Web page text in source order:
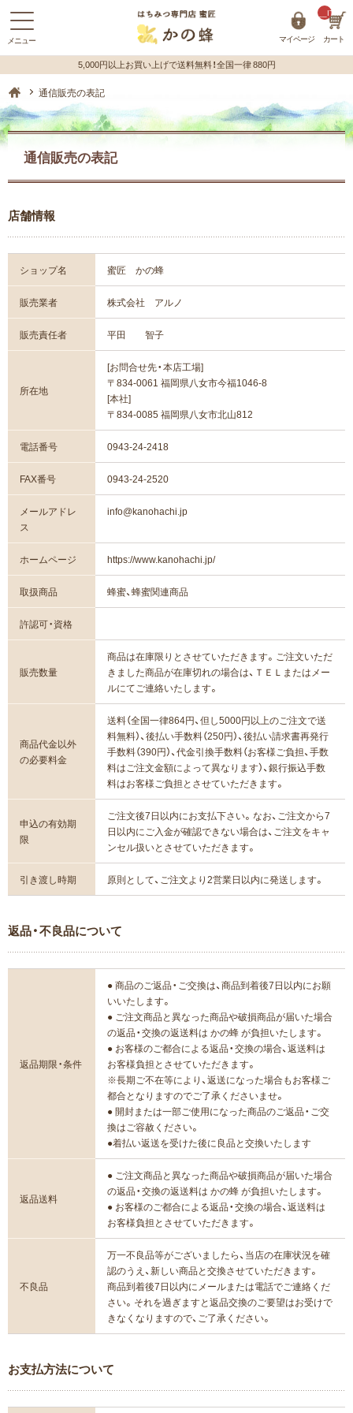
マイページ カート
蜂蜜（はちみつ）の購入はハチミツ専門店【かの蜂】 ホーム
通信販売の表記
通信販売の表記
店舗情報
ショップ名 蜜匠 かの蜂
販売業者 株式会社 アルノ
販売責任者 平田 智子
所在地
[お問合せ先・本店工場]
〒834-0061 福岡県八女市今福1046-8
[本社]
〒834-0085 福岡県八女市北山812
電話番号 0943-24-2418
FAX番号 0943-24-2520
メールアドレ
ス
info@kanohachi.jp
ホームページ https://www.kanohachi.jp/
取扱商品 蜂蜜、蜂蜜関連商品
許認可・資格
販売数量
商品は在庫限りとさせていただきます。ご注文いただ
きました商品が在庫切れの場合は、ＴＥＬまたはメー
ルにてご連絡いたします。
商品代金以外
の必要料金
送料（全国一律864円、但し5000円以上のご注文で送
料無料）、後払い手数料（250円）、後払い請求書再発行
手数料（390円）、代金引換手数料（お客様ご負担、手数
料はご注文金額によって異なります）、銀行振込手数
料はお客様ご負担とさせていただきます。
申込の有効期
限
ご注文後7日以内にお支払下さい。なお、ご注文から7
日以内にご入金が確認できない場合は、ご注文をキャ
ンセル扱いとさせていただきます。
引き渡し時期 原則として、ご注文より2営業日以内に発送します。
返品・不良品について
返品期限・条件
● 商品のご返品・ご交換は、商品到着後7日以内にお願
いいたします。
● ご注文商品と異なった商品や破損商品が届いた場合
の返品・交換の返送料は かの蜂 が負担いたします。
● お客様のご都合による返品・交換の場合、返送料は
お客様負担とさせていただきます。
※長期ご不在等により、返送になった場合もお客様ご
都合となりますのでご了承くださいませ。
● 開封または一部ご使用になった商品のご返品・ご交
換はご容赦ください。
●着払い返送を受けた後に良品と交換いたします
返品送料
● ご注文商品と異なった商品や破損商品が届いた場合
の返品・交換の返送料は かの蜂 が負担いたします。
● お客様のご都合による返品・交換の場合、返送料は
お客様負担とさせていただきます。
不良品
万一不良品等がございましたら、当店の在庫状況を確
認のうえ、新しい商品と交換させていただきます。
商品到着後7日以内にメールまたは電話でご連絡くだ
さい。それを過ぎますと返品交換のご要望はお受けで
きなくなりますので、ご了承ください。
お支払方法について